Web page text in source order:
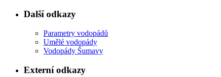
Další odkazy
Parametry vodopádů
Umělé vodopády
Vodopády Šumavy
Externí odkazy